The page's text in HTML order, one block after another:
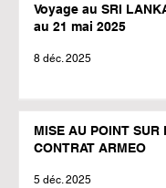
Voyage au SRI
au 21 mai 2025
8 déc. 2025
MISE AU POINT SUR
CONTRAT ARMEO
5 déc. 2025